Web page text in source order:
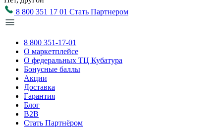
8 800 351 17 01 Стать Партнером
8 800 351-17-01
О маркетплейсе
О федеральных ТЦ Кубатура
Бонусные баллы
Акции
Доставка
Гарантия
Блог
B2B
Стать Партнёром